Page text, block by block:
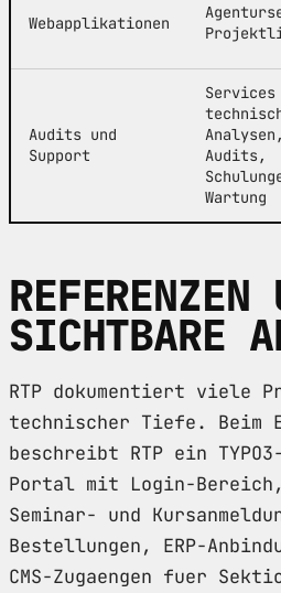
Webapplikationen
Audits und
Support
Services
Analysen,
Audits,
Wartung
REFERENZEN
SICHTBARE
RTP dokumentiert viele
technischer Tiefe. Beim
beschreibt RTP ein
Portal mit Login-Bereich,
Seminar- und
Bestellungen, ERP-
CMS-Zugaengen fuer